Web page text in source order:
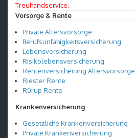
Treuhandservice.
Vorsorge & Rente
Private Altersvorsorge
Berufsunfähigkeitsversicherung
Lebensversicherung
Risikolebensversicherung
Rentenversicherung Altersvorsorge
Riester Rente
Rürup Rente
Krankenversicherung
Gesetzliche Krankenversicherung
Private Krankenversicherung